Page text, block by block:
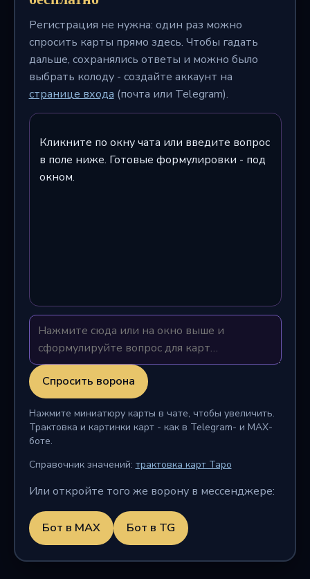
Регистрация не нужна: один раз можно
спросить карты прямо здесь. Чтобы гадать
дальше, сохранялись ответы и можно было
выбрать колоду - создайте аккаунт на
странице входа (почта или Telegram).
Кликните по окну чата или введите вопрос
в поле ниже. Готовые формулировки - под
окном.
Спросить ворона
Нажмите миниатюру карты в чате, чтобы увеличить.
Трактовка и картинки карт - как в Telegram- и MAX-
боте.
Справочник значений: трактовка карт Таро
Или откройте того же ворону в мессенджере:
Бот в MAX Бот в TG